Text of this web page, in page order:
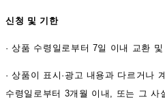
신청 및 기한
·상품 수령일로부터 7일 이내 교환
·상품이 표시·광고 내용과 다르거나
수령일로부터 3개월 이내, 또는 그 사